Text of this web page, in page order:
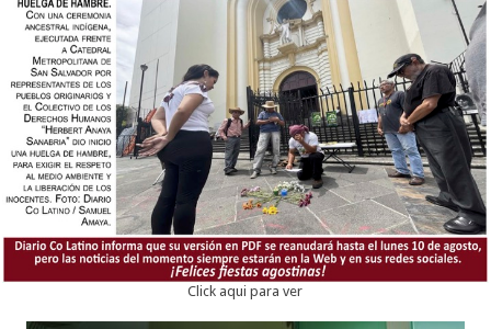
Click aqui para ver